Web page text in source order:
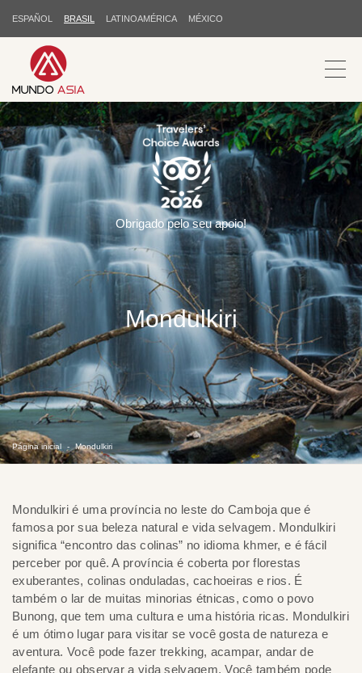
ESPAÑOL BRASIL LATINOAMÉRICA MÉXICO
Mondulkiri
Página inicial Mondulkiri
Obrigado pelo seu apoio!
Mondulkiri é uma província no leste do Camboja que é
famosa por sua beleza natural e vida selvagem. Mondulkiri
significa “encontro das colinas” no idioma khmer, e é fácil
perceber por quê. A província é coberta por florestas
exuberantes, colinas onduladas, cachoeiras e rios. É
também o lar de muitas minorias étnicas, como o povo
Bunong, que tem uma cultura e uma história ricas. Mondulkiri
é um ótimo lugar para visitar se você gosta de natureza e
aventura. Você pode fazer trekking, acampar, andar de
elefante ou observar a vida selvagem. Você também pode